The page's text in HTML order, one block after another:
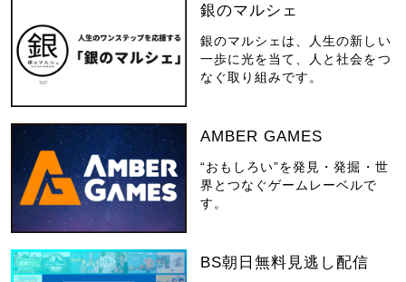
銀のマルシェ
銀のマルシェは、人生の新しい
一歩に光を当て、人と社会をつ
なぐ取り組みです。
AMBER GAMES
“おもしろい”を発見・発掘・世
界とつなぐゲームレーベルで
す。
BS朝日無料見逃し配信